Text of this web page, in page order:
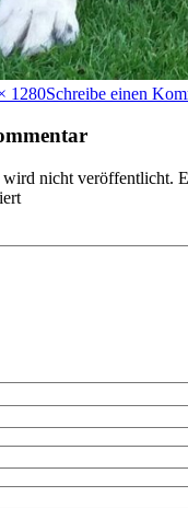
1280Schreibe einen
nicht veröffentlicht.